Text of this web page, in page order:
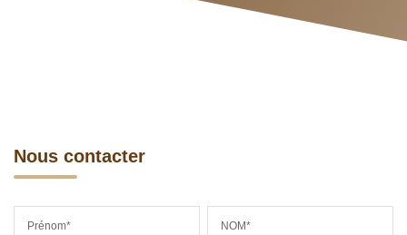
Nous contacter
Prénom* NOM*